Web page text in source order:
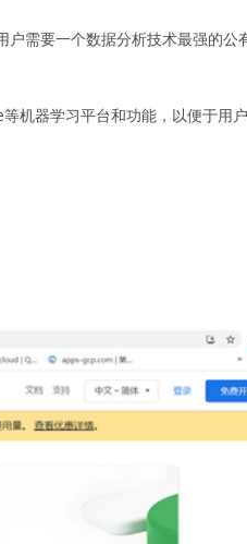
需要一个数据分析技术最强的公
机器学习平台和功能，以便于用